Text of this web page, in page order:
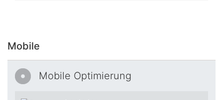
Mobile
Mobile Optimierung